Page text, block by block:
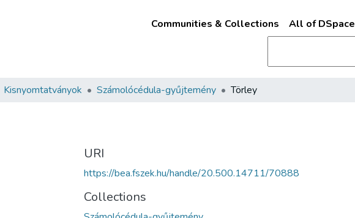
Communities & Collections All of DSpace
Kisnyomtatványok Számolócédula-gyűjtemény Törley
URI
https://bea.fszek.hu/handle/20.500.14711/70888
Collections